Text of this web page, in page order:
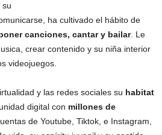
su
ha cultivado el hábito de
canciones, cantar y bailar. Le
crear contenido y su niña interior
videojuegos.
y las redes sociales su habitat
digital con millones de
de Youtube, Tiktok, e Instagram,